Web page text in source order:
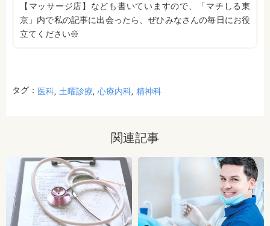
【マッサージ店】なども書いていますので、「マチしる東
京」内で私の記事に出会ったら、ぜひみなさんの毎日にお役
立てください𑁍
タグ： 医科 土曜診療 心療内科 精神科
関連記事